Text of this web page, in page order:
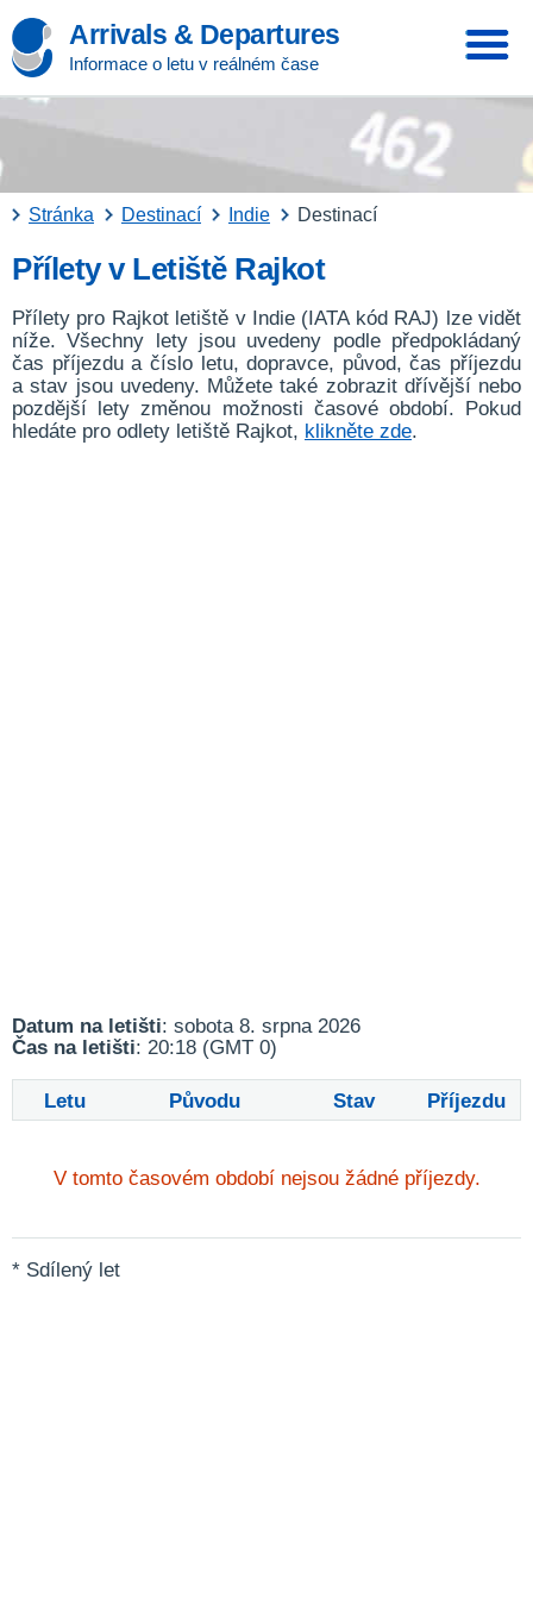
Arrivals & Departures
Informace o letu v reálném čase
Stránka Destinací Indie Destinací
Přílety v Letiště Rajkot
Přílety pro Rajkot letiště v Indie (IATA kód RAJ) lze vidět
níže. Všechny lety jsou uvedeny podle předpokládaný
čas příjezdu a číslo letu, dopravce, původ, čas příjezdu
a stav jsou uvedeny. Můžete také zobrazit dřívější nebo
pozdější lety změnou možnosti časové období. Pokud
hledáte pro odlety letiště Rajkot, klikněte zde.
Datum na letišti: sobota 8. srpna 2026
Čas na letišti: 20:18 (GMT 0)
Letu Původu Stav Příjezdu
V tomto časovém období nejsou žádné příjezdy.
* Sdílený let